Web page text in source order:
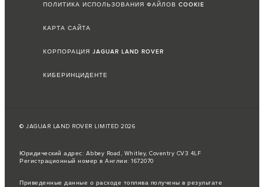
ПОЛИТИКА ИСПОЛЬЗОВАНИЯ ФАЙЛОВ COOKIE
КАРТА САЙТА
КОРПОРАЦИЯ JAGUAR LAND ROVER
КИБЕРИНЦИДЕНТЕ
© JAGUAR LAND ROVER LIMITED 2026
Юридический адрес: Abbey Road, Whitley, Coventry CV3 4LF
Регистрационный номер в Англии: 1672070
Приведенные данные о расходе топлива получены в результате